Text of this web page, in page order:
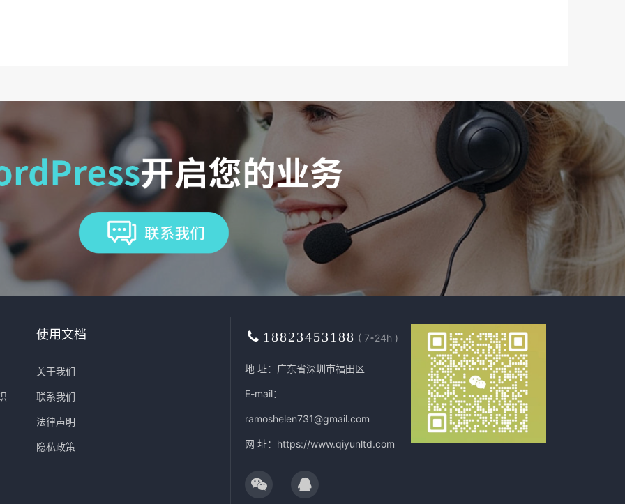
使用文档
关于我们
联系我们
法律声明
隐私政策
18823453188 ( 7*24h )
地 址：广东省深圳市福田区
E-mail：
ramoshelen731@gmail.com
网 址： https://www.qiyunltd.com